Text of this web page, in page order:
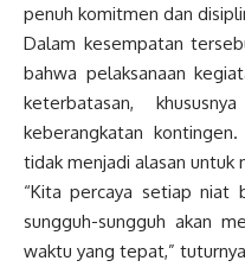
penuh komitmen dan
Dalam kesempatan
bahwa pelaksanaan
keterbatasan,
keberangkatan
tidak menjadi alasan untuk
“Kita percaya setiap niat
sungguh-sungguh akan
waktu yang tepat,”